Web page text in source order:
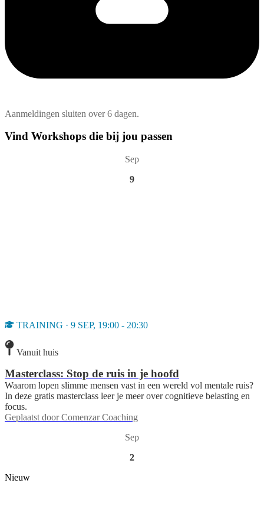
Aanmeldingen sluiten over 6 dagen.
Vind Workshops die bij jou passen
Sep
9
TRAINING · 9 SEP, 19:00 - 20:30
Vanuit huis
Masterclass: Stop de ruis in je hoofd
Waarom lopen slimme mensen vast in een wereld vol mentale ruis?
In deze gratis masterclass leer je meer over cognitieve belasting en
focus.
Geplaatst door Comenzar Coaching
Sep
2
Nieuw